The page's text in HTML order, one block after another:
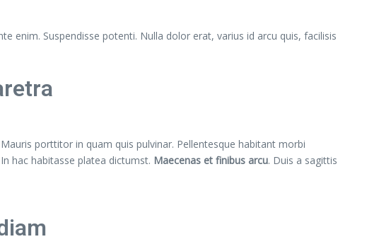
enim. Suspendisse potenti. Nulla dolor erat, varius id arcu quis, facilisis
porttitor in quam quis pulvinar. Pellentesque habitant morbi
hac habitasse platea dictumst. Maecenas et finibus arcu. Duis a sagittis